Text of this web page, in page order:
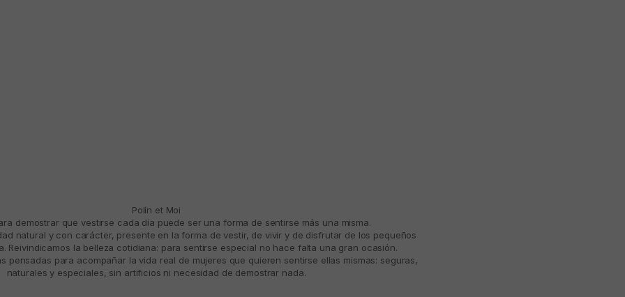
Polín et Moi
demostrar que vestirse cada día puede ser una forma de sentirse más una misma.
natural y con carácter, presente en la forma de vestir, de vivir y de disfrutar de los pequeños
Reivindicamos la belleza cotidiana: para sentirse especial no hace falta una gran ocasión.
pensadas para acompañar la vida real de mujeres que quieren sentirse ellas mismas: seguras,
naturales y especiales, sin artificios ni necesidad de demostrar nada.